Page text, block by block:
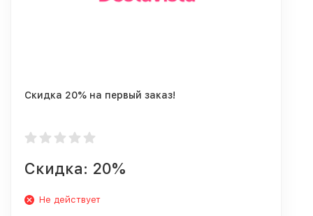
Скидка 20% на первый заказ!
Скидка: 20%
Не действует